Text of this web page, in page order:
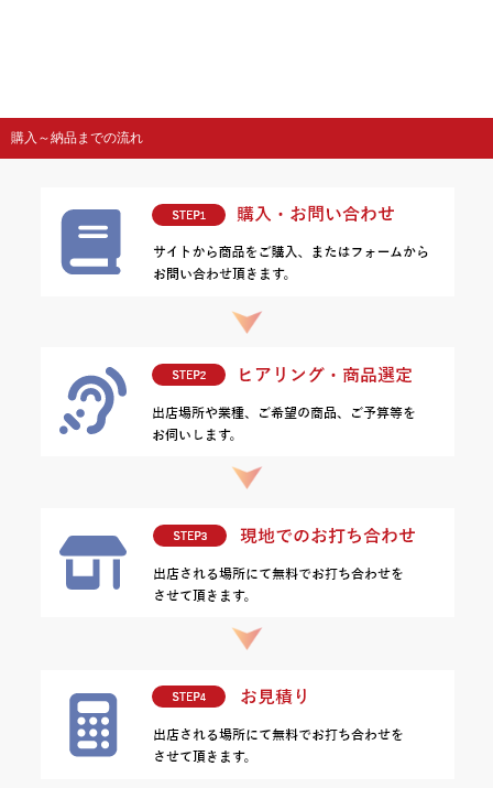
購入～納品までの流れ